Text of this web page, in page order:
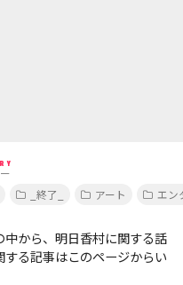
_終了_ アート エン
から、明日香村に関する話
る記事はこのページからい